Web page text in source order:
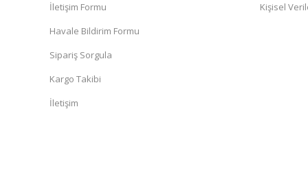
İletişim Formu
Havale Bildirim Formu
Sipariş Sorgula
Kargo Takibi
İletişim
Kişisel